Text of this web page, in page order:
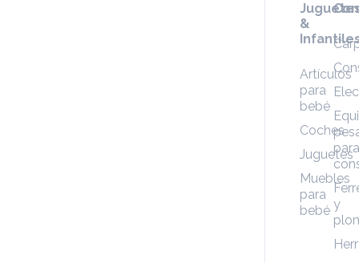
&
Artículos
para
bebé
Coches
Juguetes
Muebles
para
bebé
para
y